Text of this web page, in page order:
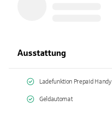
Ausstattung
Ladefunktion Prepaid Handy
Geldautomat